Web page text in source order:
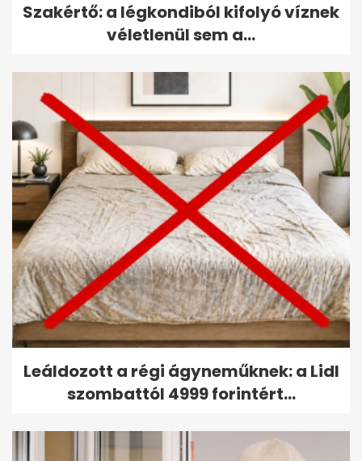
Szakértő: a légkondiból kifolyó víznek
véletlenül sem a...
Leáldozott a régi ágyneműknek: a Lidl
szombattól 4999 forintért...